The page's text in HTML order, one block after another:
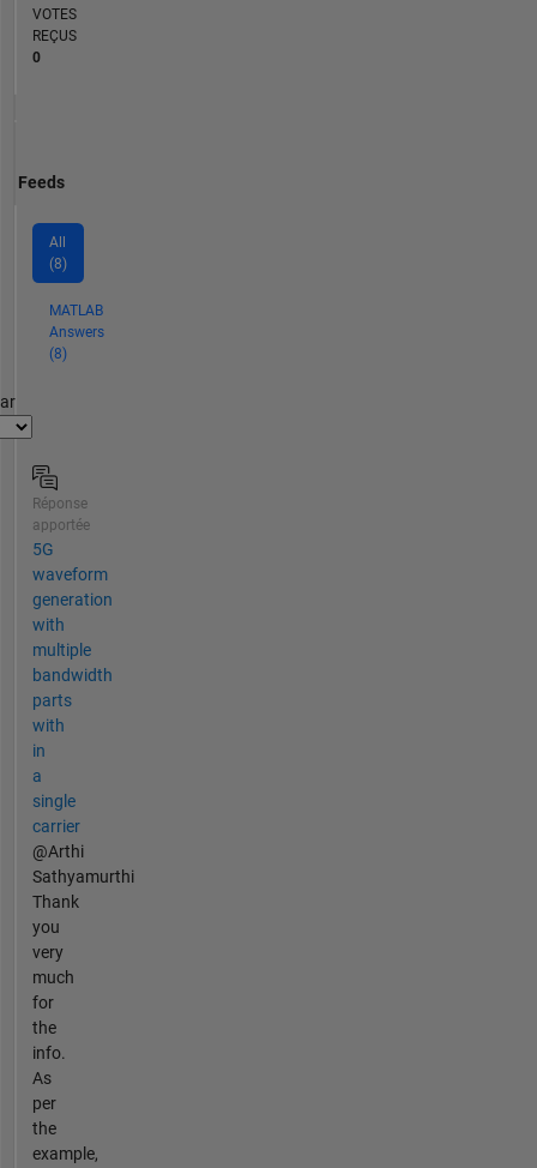
VOTES
REÇUS
0
Feeds
All
(8)
MATLAB
Answers
(8)
Réponse
apportée
5G
waveform
generation
with
multiple
bandwidth
parts
with
in
a
single
carrier
@Arthi
Sathyamurthi
Thank
you
very
much
for
the
info.
As
per
the
example,